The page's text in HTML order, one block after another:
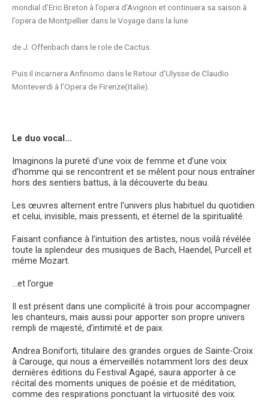
mondial d’Eric Breton à l’opera d’Avignon et continuera sa saison à
l’opera de Montpellier dans le Voyage dans la lune
de J. Offenbach dans le role de Cactus.
Puis il incarnera Anfinomo dans le Retour d’Ulysse de Claudio
Monteverdi à l’Opera de Firenze(Italie).
Le duo vocal…
Imaginons la pureté d’une voix de femme et d’une voix
d’homme qui se rencontrent et se mêlent pour nous entraîner
hors des sentiers battus, à la découverte du beau.
Les œuvres alternent entre l’univers plus habituel du quotidien
et celui, invisible, mais pressenti, et éternel de la spiritualité.
Faisant confiance à l’intuition des artistes, nous voilà révélée
toute la splendeur des musiques de Bach, Haendel, Purcell et
même Mozart.
…et l’orgue
Il est présent dans une complicité à trois pour accompagner
les chanteurs, mais aussi pour apporter son propre univers
rempli de majesté, d’intimité et de paix.
Andrea Boniforti, titulaire des grandes orgues de Sainte-Croix
à Carouge, qui nous a émerveillés notamment lors des deux
dernières éditions du Festival Agapé, saura apporter à ce
récital des moments uniques de poésie et de méditation,
comme des respirations ponctuant la virtuosité des voix.